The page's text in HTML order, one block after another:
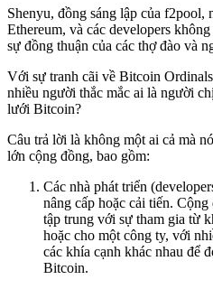
Shenyu, đồng sáng lập của
Ethereum, và các developers
sự đồng thuận của các thợ đào và
Với sự tranh cãi về Bitcoin
nhiều người thắc mắc ai là người
lưới Bitcoin?
Câu trả lời là không một ai cả mà
lớn cộng đồng, bao gồm:
Các nhà phát triển
nâng cấp hoặc cải tiến.
tập trung với sự tham gia từ
hoặc cho một công ty, với
các khía cạnh khác nhau để
Bitcoin.